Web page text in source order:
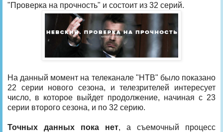
"Проверка на прочность" и состоит из 32 серий.
На данный момент на телеканале "НТВ" было показано
22 серии нового сезона, и телезрителей интересует
число, в которое выйдет продолжение, начиная с 23
серии второго сезона, и по 32 серию.
Точных данных пока нет, а съемочный процесс